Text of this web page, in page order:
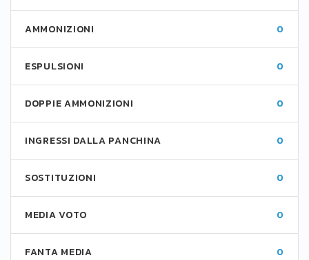
AMMONIZIONI 0
ESPULSIONI 0
DOPPIE AMMONIZIONI 0
INGRESSI DALLA PANCHINA 0
SOSTITUZIONI 0
MEDIA VOTO 0
FANTA MEDIA 0